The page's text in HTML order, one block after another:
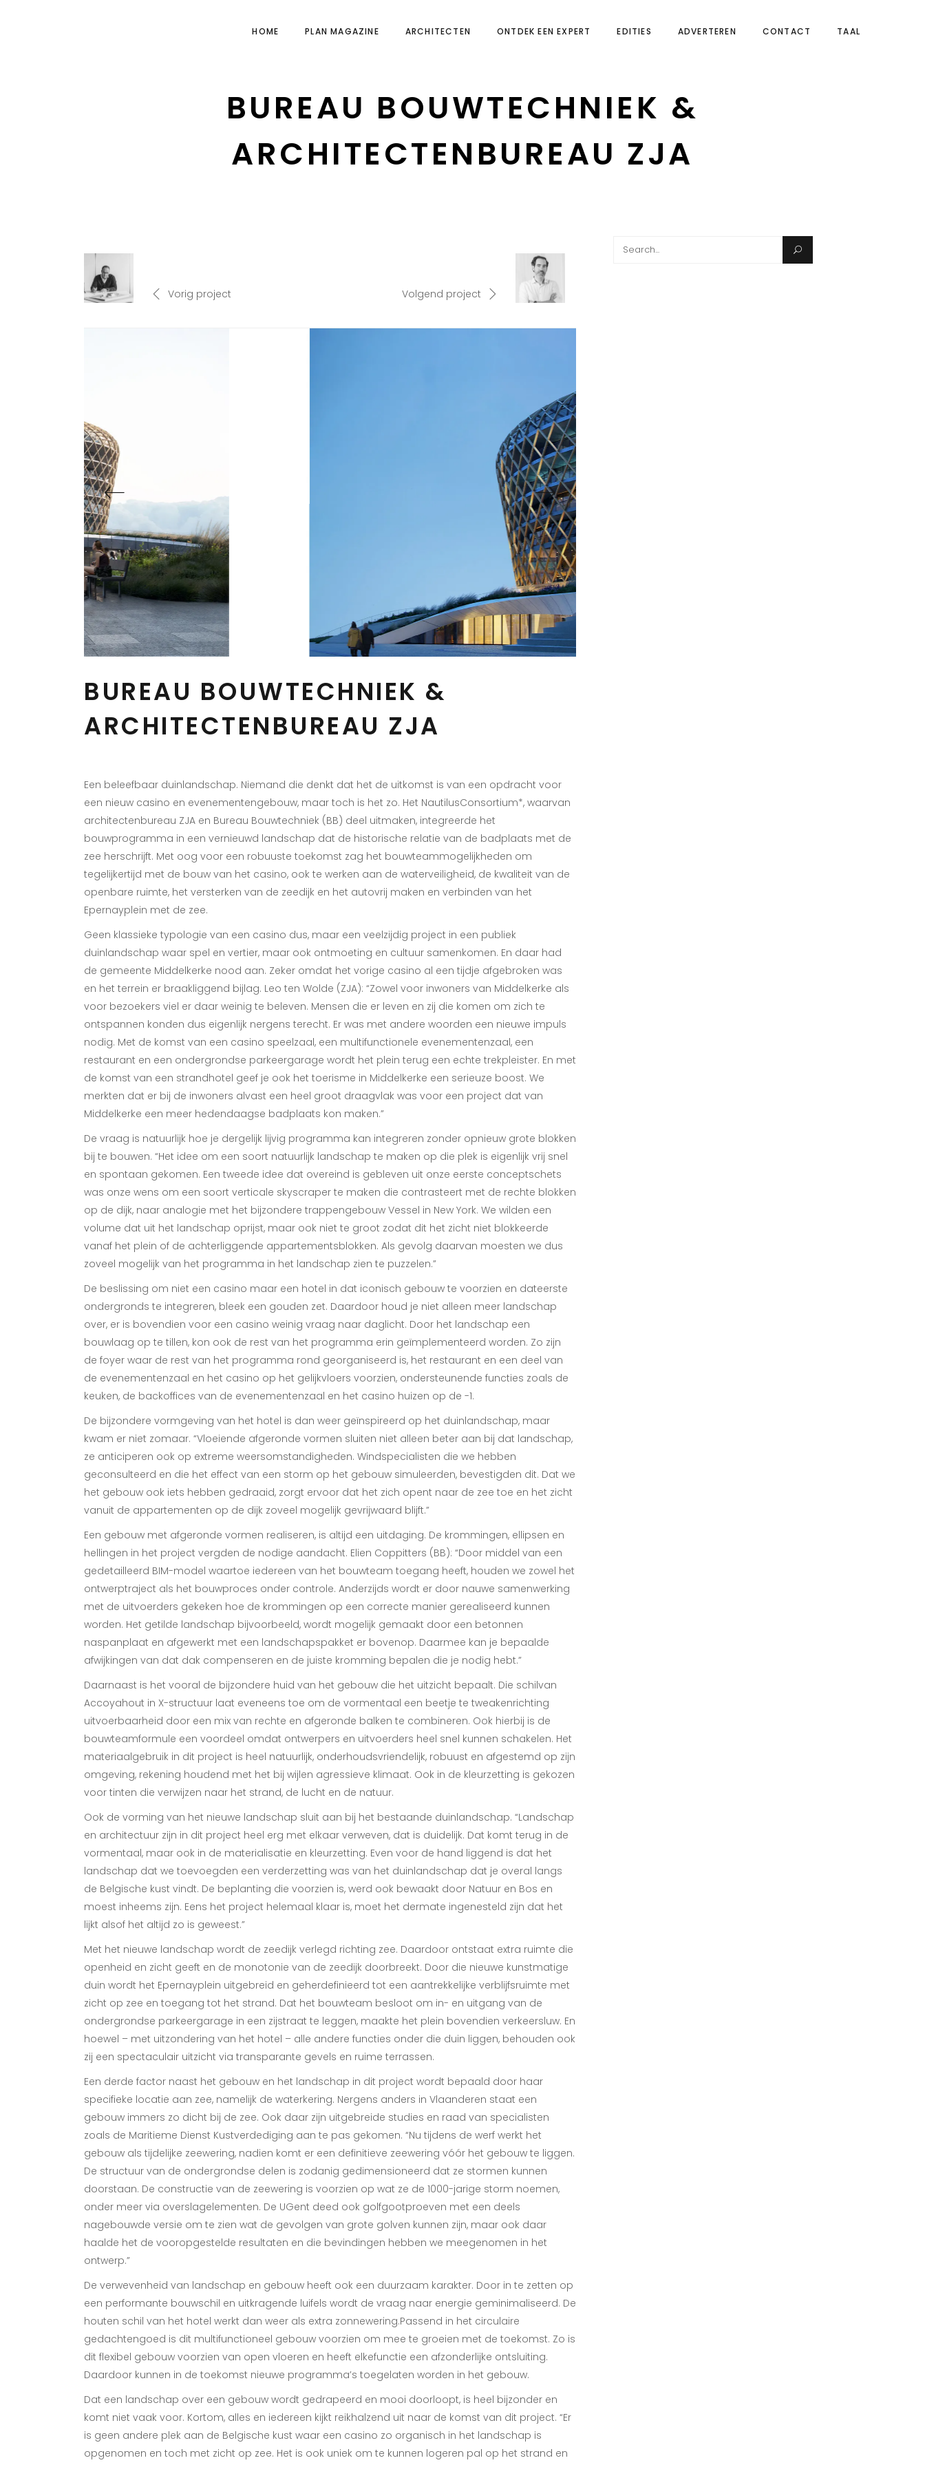
HOME PLAN MAGAZINE ARCHITECTEN ONTDEK EEN EXPERT EDITIES ADVERTEREN CONTACT TAAL
BUREAU BOUWTECHNIEK &
ARCHITECTENBUREAU ZJA
Vorig project Volgend project
BUREAU BOUWTECHNIEK &
ARCHITECTENBUREAU ZJA
Een beleefbaar duinlandschap. Niemand die denkt dat het de uitkomst is van een opdracht voor
een nieuw casino en evenementengebouw, maar toch is het zo. Het NautilusConsortium*, waarvan
architectenbureau ZJA en Bureau Bouwtechniek (BB) deel uitmaken, integreerde het
bouwprogramma in een vernieuwd landschap dat de historische relatie van de badplaats met de
zee herschrijft. Met oog voor een robuuste toekomst zag het bouwteammogelijkheden om
tegelijkertijd met de bouw van het casino, ook te werken aan de waterveiligheid, de kwaliteit van de
openbare ruimte, het versterken van de zeedijk en het autovrij maken en verbinden van het
Epernayplein met de zee.
Geen klassieke typologie van een casino dus, maar een veelzijdig project in een publiek
duinlandschap waar spel en vertier, maar ook ontmoeting en cultuur samenkomen. En daar had
de gemeente Middelkerke nood aan. Zeker omdat het vorige casino al een tijdje afgebroken was
en het terrein er braakliggend bijlag. Leo ten Wolde (ZJA): “Zowel voor inwoners van Middelkerke als
voor bezoekers viel er daar weinig te beleven. Mensen die er leven en zij die komen om zich te
ontspannen konden dus eigenlijk nergens terecht. Er was met andere woorden een nieuwe impuls
nodig. Met de komst van een casino speelzaal, een multifunctionele evenementenzaal, een
restaurant en een ondergrondse parkeergarage wordt het plein terug een echte trekpleister. En met
de komst van een strandhotel geef je ook het toerisme in Middelkerke een serieuze boost. We
merkten dat er bij de inwoners alvast een heel groot draagvlak was voor een project dat van
Middelkerke een meer hedendaagse badplaats kon maken.”
De vraag is natuurlijk hoe je dergelijk lijvig programma kan integreren zonder opnieuw grote blokken
bij te bouwen. “Het idee om een soort natuurlijk landschap te maken op die plek is eigenlijk vrij snel
en spontaan gekomen. Een tweede idee dat overeind is gebleven uit onze eerste conceptschets
was onze wens om een soort verticale skyscraper te maken die contrasteert met de rechte blokken
op de dijk, naar analogie met het bijzondere trappengebouw Vessel in New York. We wilden een
volume dat uit het landschap oprijst, maar ook niet te groot zodat dit het zicht niet blokkeerde
vanaf het plein of de achterliggende appartementsblokken. Als gevolg daarvan moesten we dus
zoveel mogelijk van het programma in het landschap zien te puzzelen.”
De beslissing om niet een casino maar een hotel in dat iconisch gebouw te voorzien en dateerste
ondergronds te integreren, bleek een gouden zet. Daardoor houd je niet alleen meer landschap
over, er is bovendien voor een casino weinig vraag naar daglicht. Door het landschap een
bouwlaag op te tillen, kon ook de rest van het programma erin geïmplementeerd worden. Zo zijn
de foyer waar de rest van het programma rond georganiseerd is, het restaurant en een deel van
de evenementenzaal en het casino op het gelijkvloers voorzien, ondersteunende functies zoals de
keuken, de backoffices van de evenementenzaal en het casino huizen op de -1.
De bijzondere vormgeving van het hotel is dan weer geïnspireerd op het duinlandschap, maar
kwam er niet zomaar. “Vloeiende afgeronde vormen sluiten niet alleen beter aan bij dat landschap,
ze anticiperen ook op extreme weersomstandigheden. Windspecialisten die we hebben
geconsulteerd en die het effect van een storm op het gebouw simuleerden, bevestigden dit. Dat we
het gebouw ook iets hebben gedraaid, zorgt ervoor dat het zich opent naar de zee toe en het zicht
vanuit de appartementen op de dijk zoveel mogelijk gevrijwaard blijft.”
Een gebouw met afgeronde vormen realiseren, is altijd een uitdaging. De krommingen, ellipsen en
hellingen in het project vergden de nodige aandacht. Elien Coppitters (BB): “Door middel van een
gedetailleerd BIM-model waartoe iedereen van het bouwteam toegang heeft, houden we zowel het
ontwerptraject als het bouwproces onder controle. Anderzijds wordt er door nauwe samenwerking
met de uitvoerders gekeken hoe de krommingen op een correcte manier gerealiseerd kunnen
worden. Het getilde landschap bijvoorbeeld, wordt mogelijk gemaakt door een betonnen
naspanplaat en afgewerkt met een landschapspakket er bovenop. Daarmee kan je bepaalde
afwijkingen van dat dak compenseren en de juiste kromming bepalen die je nodig hebt.”
Daarnaast is het vooral de bijzondere huid van het gebouw die het uitzicht bepaalt. Die schilvan
Accoyahout in X-structuur laat eveneens toe om de vormentaal een beetje te tweakenrichting
uitvoerbaarheid door een mix van rechte en afgeronde balken te combineren. Ook hierbij is de
bouwteamformule een voordeel omdat ontwerpers en uitvoerders heel snel kunnen schakelen. Het
materiaalgebruik in dit project is heel natuurlijk, onderhoudsvriendelijk, robuust en afgestemd op zijn
omgeving, rekening houdend met het bij wijlen agressieve klimaat. Ook in de kleurzetting is gekozen
voor tinten die verwijzen naar het strand, de lucht en de natuur.
Ook de vorming van het nieuwe landschap sluit aan bij het bestaande duinlandschap. “Landschap
en architectuur zijn in dit project heel erg met elkaar verweven, dat is duidelijk. Dat komt terug in de
vormentaal, maar ook in de materialisatie en kleurzetting. Even voor de hand liggend is dat het
landschap dat we toevoegden een verderzetting was van het duinlandschap dat je overal langs
de Belgische kust vindt. De beplanting die voorzien is, werd ook bewaakt door Natuur en Bos en
moest inheems zijn. Eens het project helemaal klaar is, moet het dermate ingenesteld zijn dat het
lijkt alsof het altijd zo is geweest.”
Met het nieuwe landschap wordt de zeedijk verlegd richting zee. Daardoor ontstaat extra ruimte die
openheid en zicht geeft en de monotonie van de zeedijk doorbreekt. Door die nieuwe kunstmatige
duin wordt het Epernayplein uitgebreid en geherdefinieerd tot een aantrekkelijke verblijfsruimte met
zicht op zee en toegang tot het strand. Dat het bouwteam besloot om in- en uitgang van de
ondergrondse parkeergarage in een zijstraat te leggen, maakte het plein bovendien verkeersluw. En
hoewel – met uitzondering van het hotel – alle andere functies onder die duin liggen, behouden ook
zij een spectaculair uitzicht via transparante gevels en ruime terrassen.
Een derde factor naast het gebouw en het landschap in dit project wordt bepaald door haar
specifieke locatie aan zee, namelijk de waterkering. Nergens anders in Vlaanderen staat een
gebouw immers zo dicht bij de zee. Ook daar zijn uitgebreide studies en raad van specialisten
zoals de Maritieme Dienst Kustverdediging aan te pas gekomen. “Nu tijdens de werf werkt het
gebouw als tijdelijke zeewering, nadien komt er een definitieve zeewering vóór het gebouw te liggen.
De structuur van de ondergrondse delen is zodanig gedimensioneerd dat ze stormen kunnen
doorstaan. De constructie van de zeewering is voorzien op wat ze de 1000-jarige storm noemen,
onder meer via overslagelementen. De UGent deed ook golfgootproeven met een deels
nagebouwde versie om te zien wat de gevolgen van grote golven kunnen zijn, maar ook daar
haalde het de vooropgestelde resultaten en die bevindingen hebben we meegenomen in het
ontwerp.”
De verwevenheid van landschap en gebouw heeft ook een duurzaam karakter. Door in te zetten op
een performante bouwschil en uitkragende luifels wordt de vraag naar energie geminimaliseerd. De
houten schil van het hotel werkt dan weer als extra zonnewering.Passend in het circulaire
gedachtengoed is dit multifunctioneel gebouw voorzien om mee te groeien met de toekomst. Zo is
dit flexibel gebouw voorzien van open vloeren en heeft elkefunctie een afzonderlijke ontsluiting.
Daardoor kunnen in de toekomst nieuwe programma’s toegelaten worden in het gebouw.
Dat een landschap over een gebouw wordt gedrapeerd en mooi doorloopt, is heel bijzonder en
komt niet vaak voor. Kortom, alles en iedereen kijkt reikhalzend uit naar de komst van dit project. “Er
is geen andere plek aan de Belgische kust waar een casino zo organisch in het landschap is
opgenomen en toch met zicht op zee. Het is ook uniek om te kunnen logeren pal op het strand en
Search